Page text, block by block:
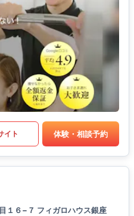
イト 体験・相談予約
１６−７ フィガロハウス銀座